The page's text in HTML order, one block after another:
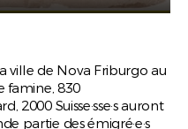
ville de Nova Friburgo au
famine, 830
2000 Suisse·sse·s auront
partie des émigré·e·s